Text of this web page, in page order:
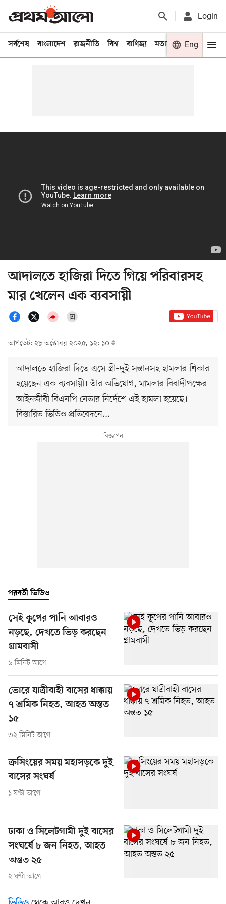
Login
সর্বশেষ বাংলাদেশ রাজনীতি বিশ্ব বাণিজ্য মতামত খেলা
Eng
আদালতে হাজিরা দিতে গিয়ে পরিবারসহ
মার খেলেন এক ব্যবসায়ী
আপডেট: ২৮ অক্টোবর ২০২৫, ১২: ১০
আদালতে হাজিরা দিতে এসে স্ত্রী–দুই সন্তানসহ হামলার শিকার
হয়েছেন এক ব্যবসায়ী। তাঁর অভিযোগ, মামলার বিবাদীপক্ষের
আইনজীবী বিএনপি নেতার নির্দেশে এই হামলা হয়েছে।
বিস্তারিত ভিডিও প্রতিবেদনে...
পরবর্তী ভিডিও
সেই কূপের পানি আবারও
নড়ছে, দেখতে ভিড় করছেন
গ্রামবাসী
৯ মিনিট আগে
ভোরে যাত্রীবাহী বাসের ধাক্কায়
৭ শ্রমিক নিহত, আহত অন্তত
১৫
৩২ মিনিট আগে
ক্রসিংয়ের সময় মহাসড়কে দুই
বাসের সংঘর্ষ
১ ঘণ্টা আগে
ঢাকা ও সিলেটগামী দুই বাসের
সংঘর্ষে ৮ জন নিহত, আহত
অন্তত ২৫
২ ঘণ্টা আগে